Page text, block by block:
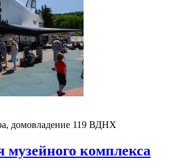
домовладение 119 ВДНХ
музейного комплекса